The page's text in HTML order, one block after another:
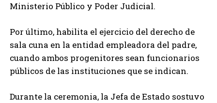
Ministerio Público y Poder Judicial.
Por último, habilita el ejercicio del derecho de
sala cuna en la entidad empleadora del padre,
cuando ambos progenitores sean funcionarios
públicos de las instituciones que se indican.
Durante la ceremonia, la Jefa de Estado sostuvo